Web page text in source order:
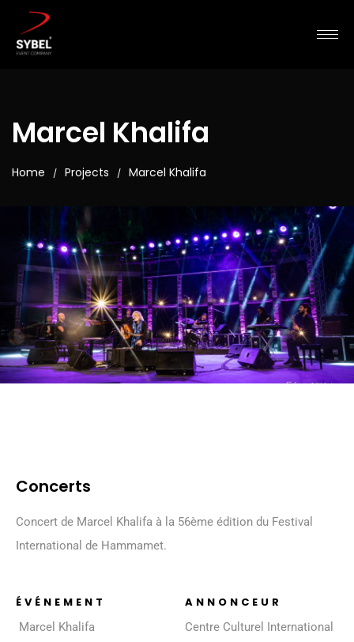
Marcel Khalifa
Home / Projects / Marcel Khalifa
Concerts
Concert de Marcel Khalifa à la 56ème édition du Festival
International de Hammamet.
ÉVÉNEMENT
Marcel Khalifa
ANNONCEUR
Centre Culturel International